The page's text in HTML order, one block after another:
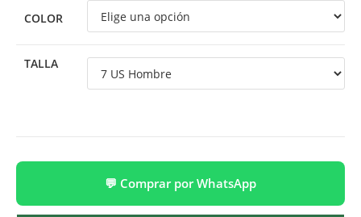
COLOR
TALLA
💬 Comprar por WhatsApp